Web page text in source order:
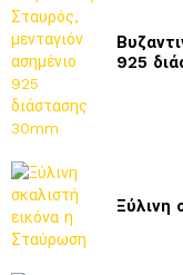
925
Ξύλινη